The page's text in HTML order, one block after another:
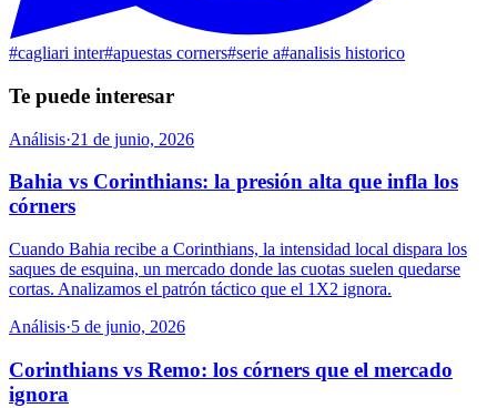
#cagliari inter#apuestas corners#serie a#analisis historico
Te puede interesar
Análisis·21 de junio, 2026
Bahia vs Corinthians: la presión alta que infla los
córners
Cuando Bahia recibe a Corinthians, la intensidad local dispara los
saques de esquina, un mercado donde las cuotas suelen quedarse
cortas. Analizamos el patrón táctico que el 1X2 ignora.
Análisis·5 de junio, 2026
Corinthians vs Remo: los córners que el mercado
ignora